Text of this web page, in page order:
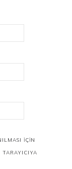
IÇIN
TARAYICIYA